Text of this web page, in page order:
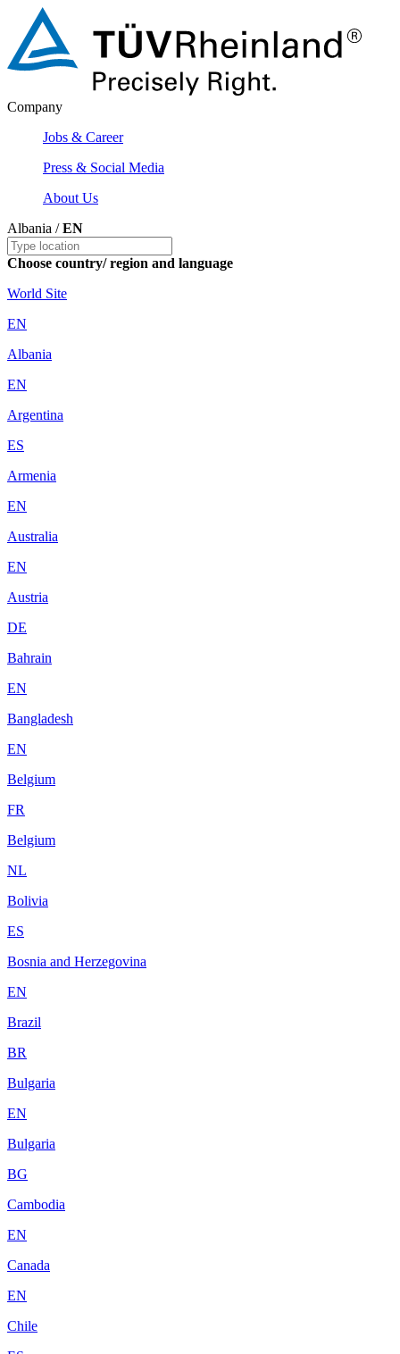
Company
Jobs & Career
Press & Social Media
About Us
Albania /EN
Choose country/ region and language
World Site
EN
Albania
EN
Argentina
ES
Armenia
EN
Australia
EN
Austria
DE
Bahrain
EN
Bangladesh
EN
Belgium
FR
Belgium
NL
Bolivia
ES
Bosnia and Herzegovina
EN
Brazil
BR
Bulgaria
EN
Bulgaria
BG
Cambodia
EN
Canada
EN
Chile